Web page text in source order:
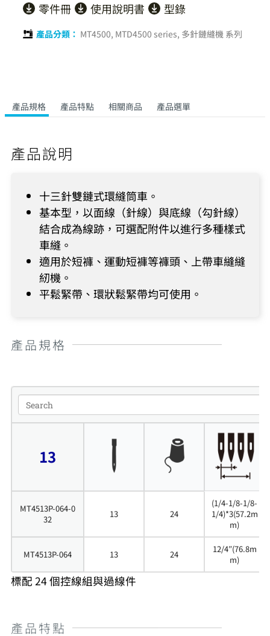
零件冊 使用說明書 型錄
產品分類： MT4500, MTD4500 series, 多針鏈縫機 系列
產品規格 產品特點 相關商品 產品選單
產品說明
十三針雙鏈式環縫筒車。
基本型，以面線（針線）與底線（勾針線）
結合成為線跡，可選配附件以進行多種樣式
車縫。
適用於短褲、運動短褲等褲頭、上帶車縫縫
紉機。
平鬆緊帶、環狀鬆緊帶均可使用。
產品規格
13
MT4513P-064-0
32
13 24
(1/4-1/8-1/8-
1/4)*3(57.2m
m)
MT4513P-064 13 24
12/4″(76.8m
m)
標配 24 個控線組與過線件
產品特點